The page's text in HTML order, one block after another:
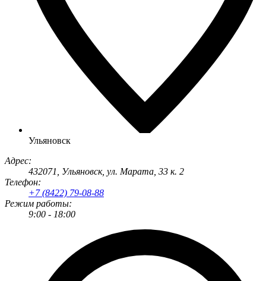
Ульяновск
Адрес:
432071
Ульяновск, ул. Марата, 33 к. 2
Телефон:
+7 (8422) 79-08-88
Режим работы:
9:00 - 18:00